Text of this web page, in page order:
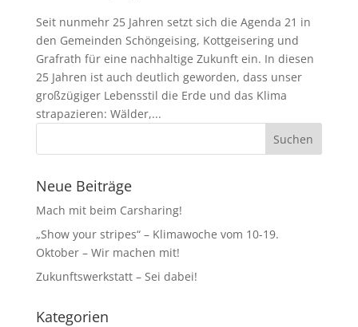
Seit nunmehr 25 Jahren setzt sich die Agenda 21 in
den Gemeinden Schöngeising, Kottgeisering und
Grafrath für eine nachhaltige Zukunft ein. In diesen
25 Jahren ist auch deutlich geworden, dass unser
großzügiger Lebensstil die Erde und das Klima
strapazieren: Wälder,...
Neue Beiträge
Mach mit beim Carsharing!
„Show your stripes“ – Klimawoche vom 10-19.
Oktober – Wir machen mit!
Zukunftswerkstatt – Sei dabei!
Kategorien